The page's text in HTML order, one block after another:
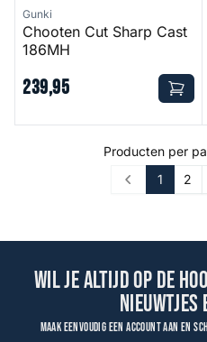
Gunki
Chooten Cut Sharp Cast
186MH
239,95
Producten per
Prev 1 2
Wil je altijd op de
nieuwtjes
Maak eenvoudig een account aan en